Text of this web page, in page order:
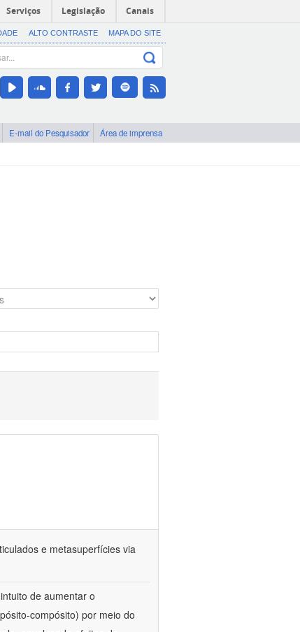
Serviços Legislação Canais
ALTO CONTRASTE MAPA DO SITE
E-mail do Pesquisador Área de imprensa
e metasuperfícies via
de aumentar o
compósito) por meio do